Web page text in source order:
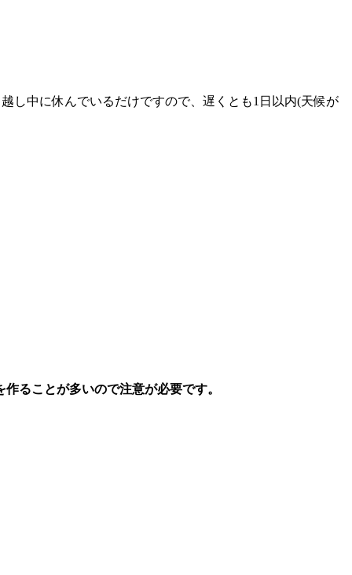
し中に休んでいるだけですので、遅くとも1日以内(天候が
作ることが多いので注意が必要です。